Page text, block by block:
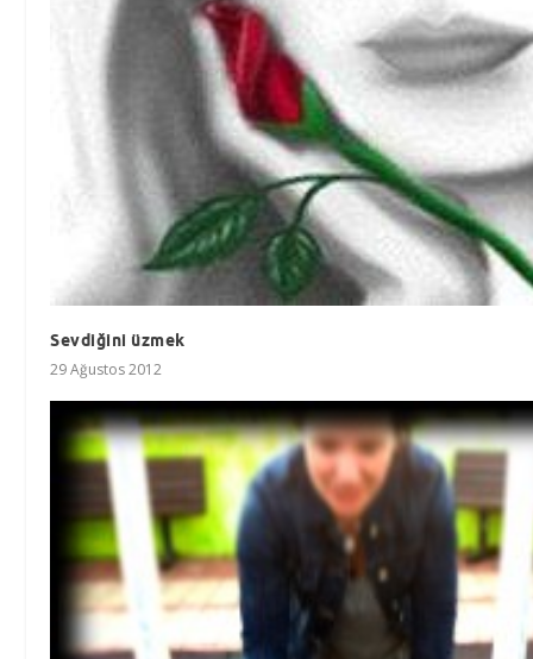
Sevdiğini üzmek
29 Ağustos 2012